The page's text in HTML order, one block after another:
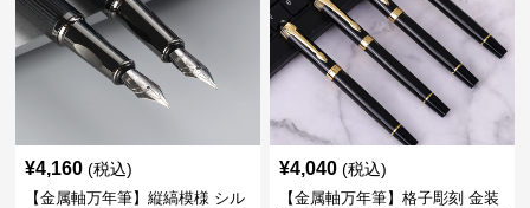
¥4,160 (税込)
【金属軸万年筆】縦縞模様 シル
¥4,040 (税込)
【金属軸万年筆】格子彫刻 金装